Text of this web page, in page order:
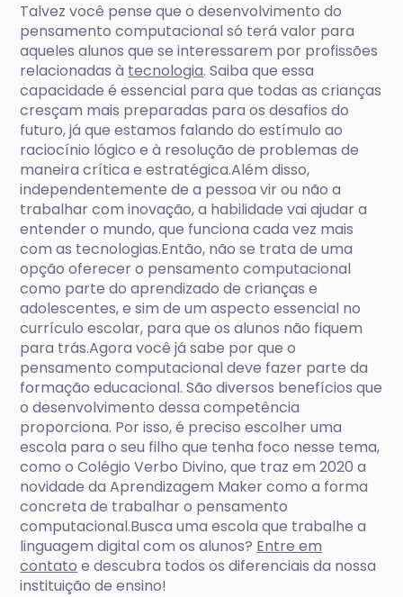
Talvez você pense que o desenvolvimento do
pensamento computacional só terá valor para
aqueles alunos que se interessarem por profissões
relacionadas à tecnologia. Saiba que essa
capacidade é essencial para que todas as crianças
cresçam mais preparadas para os desafios do
futuro, já que estamos falando do estímulo ao
raciocínio lógico e à resolução de problemas de
maneira crítica e estratégica.Além disso,
independentemente de a pessoa vir ou não a
trabalhar com inovação, a habilidade vai ajudar a
entender o mundo, que funciona cada vez mais
com as tecnologias.Então, não se trata de uma
opção oferecer o pensamento computacional
como parte do aprendizado de crianças e
adolescentes, e sim de um aspecto essencial no
currículo escolar, para que os alunos não fiquem
para trás.Agora você já sabe por que o
pensamento computacional deve fazer parte da
formação educacional. São diversos benefícios que
o desenvolvimento dessa competência
proporciona. Por isso, é preciso escolher uma
escola para o seu filho que tenha foco nesse tema,
como o Colégio Verbo Divino, que traz em 2020 a
novidade da Aprendizagem Maker como a forma
concreta de trabalhar o pensamento
computacional.Busca uma escola que trabalhe a
linguagem digital com os alunos? Entre em
contato e descubra todos os diferenciais da nossa
instituição de ensino!